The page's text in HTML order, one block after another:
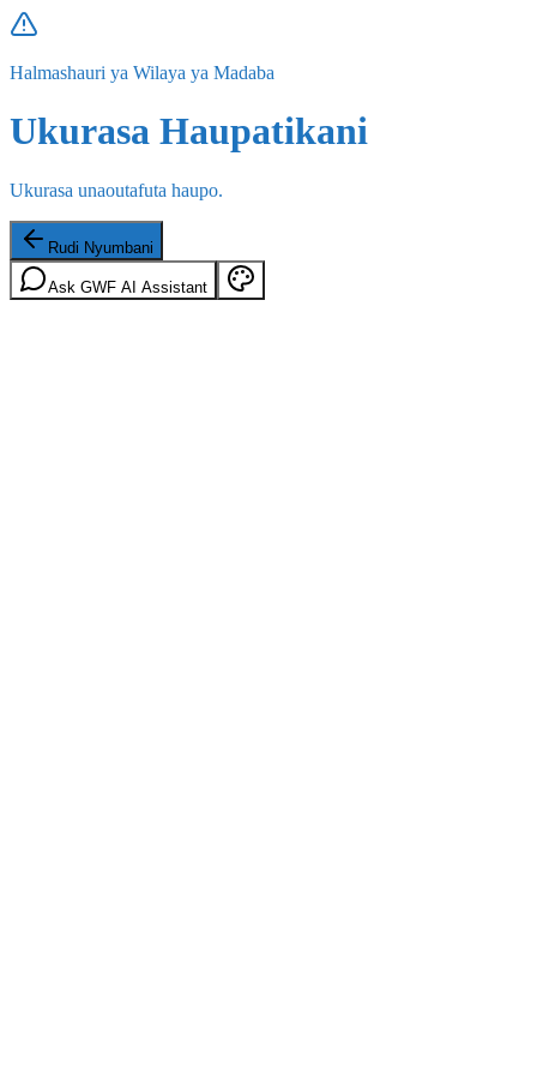
Halmashauri ya Wilaya ya Madaba
Ukurasa Haupatikani
Ukurasa unaoutafuta haupo.
Rudi Nyumbani
Ask GWF AI Assistant